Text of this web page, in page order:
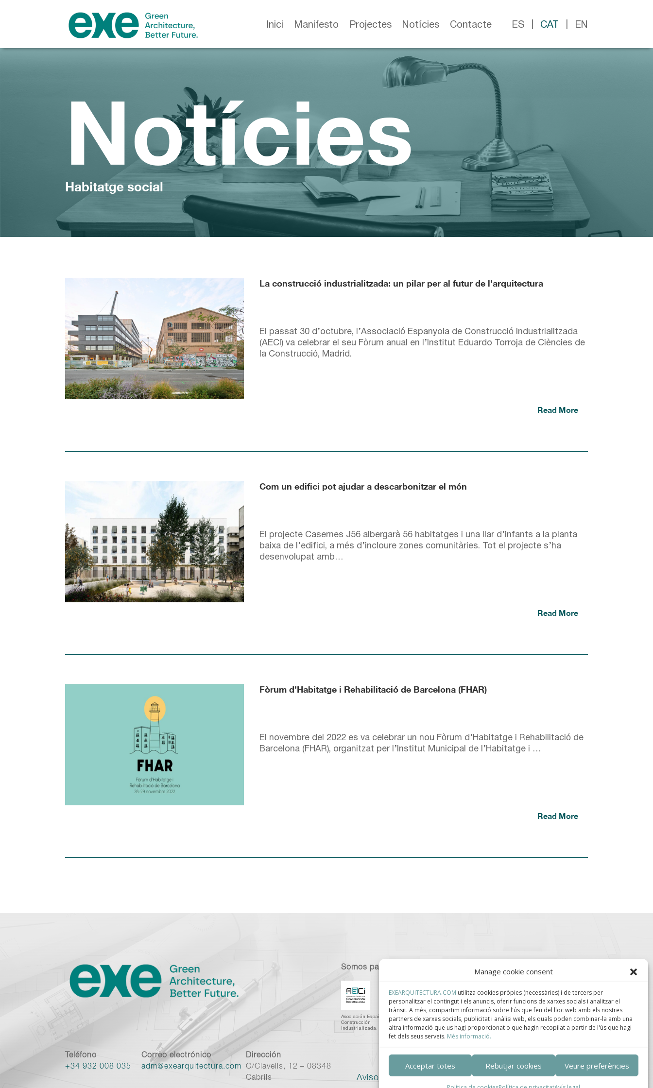
Manage cookie consent
EXEARQUITECTURA.COM utilitza cookies pròpies (necessàries) i de tercers per
personalitzar el contingut i els anuncis, oferir funcions de xarxes socials i analitzar el
trànsit. A més, compartim informació sobre l'ús que feu del lloc web amb els nostres
partners de xarxes socials, publicitat i anàlisi web, els quals poden combinar-la amb una
altra informació que us hagi proporcionat o que hagin recopilat a partir de l'ús que hagi
fet dels seus serveis. Més informació.
Acceptar totes Rebutjar cookies Veure preferències
Inici Manifesto Projectes Notícies Contacte ES CAT EN
Notícies
Habitatge social
La construcció industrialitzada: un pilar per al futur de l’arquitectura
El passat 30 d’octubre, l’Associació Espanyola de Construcció Industrialitzada
(AECI) va celebrar el seu Fòrum anual en l’Institut Eduardo Torroja de Ciències de
la Construcció, Madrid.
Read More
Com un edifici pot ajudar a descarbonitzar el món
El projecte Casernes J56 albergarà 56 habitatges i una llar d’infants a la planta
baixa de l’edifici, a més d’incloure zones comunitàries. Tot el projecte s’ha
desenvolupat amb…
Read More
Fòrum d’Habitatge i Rehabilitació de Barcelona (FHAR)
El novembre del 2022 es va celebrar un nou Fòrum d’Habitatge i Rehabilitació de
Barcelona (FHAR), organitzat per l’Institut Municipal de l’Habitatge i …
Read More
Somos parte de:
Asociación Española de
Construcción
Industrializada.
Clúster de Construcción
Industrializada de
Cataluña.
Centro de Innovación
Tecnológica en
Bioconstrucción y
Teléfono
+34 932 008 035
Correo electrónico
adm@exearquitectura.com
Dirección
C/Clavells, 12 – 08348
Cabrils
Aviso legal–Política de privacidad–Política de cookies